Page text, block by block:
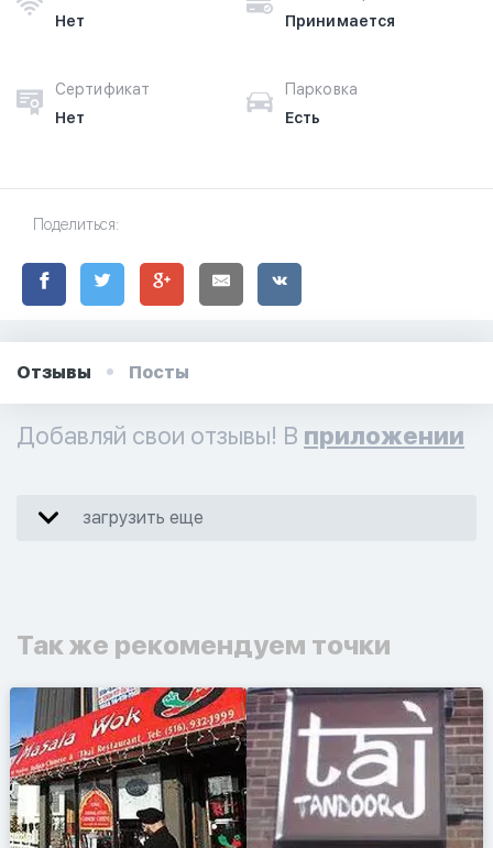
Нет
Принимается
Сертификат
Нет
Парковка
Есть
Поделиться:
Отзывы Посты
Добавляй свои отзывы! В приложении
загрузить еще
Так же рекомендуем точки